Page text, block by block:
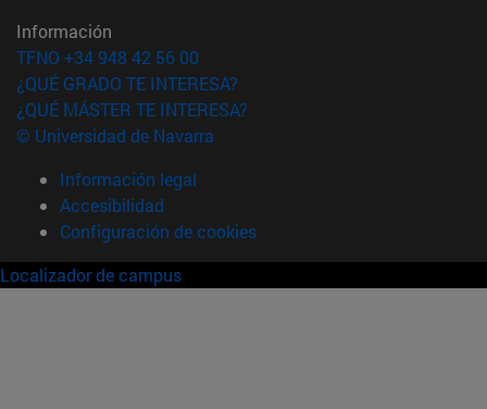
Información
TFNO +34 948 42 56 00
¿QUÉ GRADO TE INTERESA?
¿QUÉ MÁSTER TE INTERESA?
© Universidad de Navarra
Información legal
Accesibilidad
Configuración de cookies
Localizador de campus